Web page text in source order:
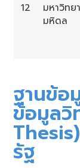
12
มหาวิทย
มหิดล
ฐานข้อ
ข้อมูลวิ
รัฐ